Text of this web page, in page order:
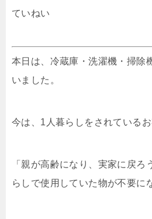
ていねい
本日は、冷蔵庫・洗濯機・掃除
いました。
今は、1人暮らしをされているお
「親が高齢になり、実家に戻ろ
らしで使用していた物が不要に